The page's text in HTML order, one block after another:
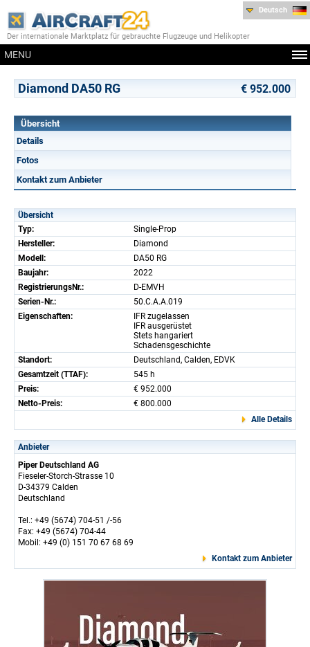
Der internationale Marktplatz für gebrauchte Flugzeuge und Helikopter
MENU
Deutsch
Diamond DA50 RG € 952.000
Übersicht
Details
Fotos
Kontakt zum Anbieter
Übersicht
Typ:
Single-Prop
Hersteller:
Diamond
Modell:
DA50 RG
Baujahr:
2022
RegistrierungsNr.:
D-EMVH
Serien-Nr.:
50.C.A.A.019
Eigenschaften:
IFR zugelassen
IFR ausgerüstet
Stets hangariert
Schadensgeschichte
Standort:
Deutschland, Calden, EDVK
Gesamtzeit (TTAF):
545 h
Preis:
€ 952.000
Netto-Preis:
€ 800.000
Alle Details
Anbieter
Piper Deutschland AG
Fieseler-Storch-Strasse 10
D-34379 Calden
Deutschland
Tel.: +49 (5674) 704-51 /-56
Fax: +49 (5674) 704-44
Mobil: +49 (0) 151 70 67 68 69
Kontakt zum Anbieter